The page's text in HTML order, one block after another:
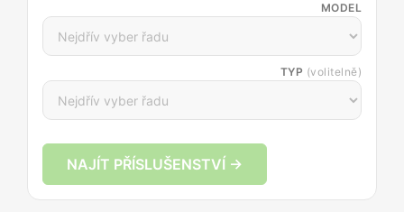
MODEL
TYP (volitelně)
NAJÍT PŘÍSLUŠENSTVÍ →